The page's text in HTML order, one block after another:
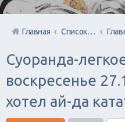
Главная Список форумов
Суоранда-
воскресенье
хотел ай-да